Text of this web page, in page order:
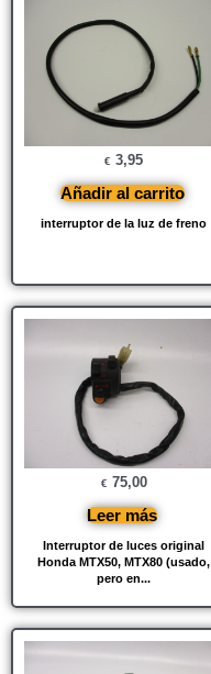
interruptor de la luz de freno
€ 3,95
Añadir al carrito
Interruptor de luces original
Honda MTX50, MTX80 (usado,
pero en...
€ 75,00
Leer más